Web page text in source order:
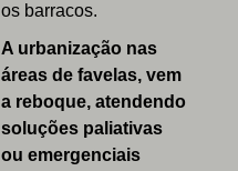
os barracos.
A urbanização nas
áreas de favelas, vem
a reboque, atendendo
soluções paliativas
ou emergenciais